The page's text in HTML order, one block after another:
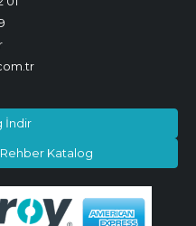
İndir
Katalog